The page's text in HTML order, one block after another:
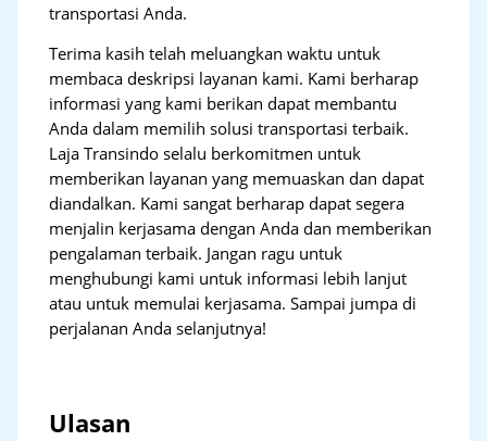
transportasi Anda.
Terima kasih telah meluangkan waktu untuk
membaca deskripsi layanan kami. Kami berharap
informasi yang kami berikan dapat membantu
Anda dalam memilih solusi transportasi terbaik.
Laja Transindo selalu berkomitmen untuk
memberikan layanan yang memuaskan dan dapat
diandalkan. Kami sangat berharap dapat segera
menjalin kerjasama dengan Anda dan memberikan
pengalaman terbaik. Jangan ragu untuk
menghubungi kami untuk informasi lebih lanjut
atau untuk memulai kerjasama. Sampai jumpa di
perjalanan Anda selanjutnya!
Ulasan